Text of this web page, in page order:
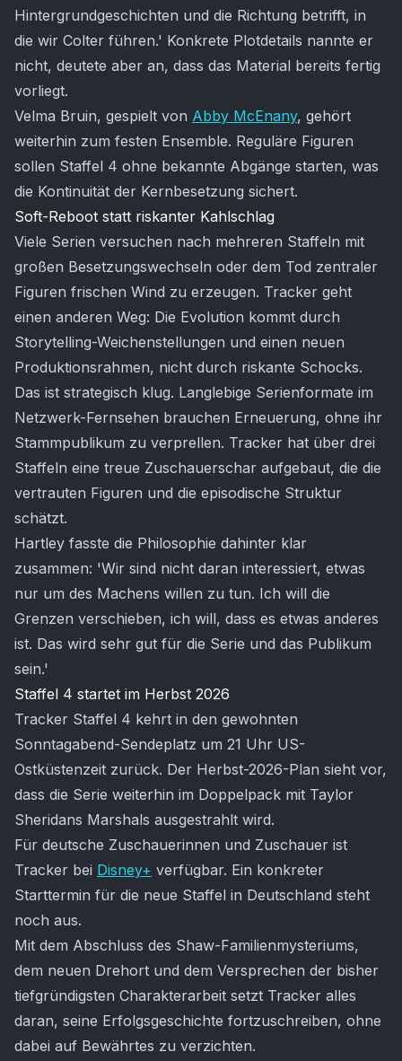
Hintergrundgeschichten und die Richtung betrifft, in
die wir Colter führen.' Konkrete Plotdetails nannte er
nicht, deutete aber an, dass das Material bereits fertig
vorliegt.
Velma Bruin, gespielt von Abby McEnany, gehört
weiterhin zum festen Ensemble. Reguläre Figuren
sollen Staffel 4 ohne bekannte Abgänge starten, was
die Kontinuität der Kernbesetzung sichert.
Soft-Reboot statt riskanter Kahlschlag
Viele Serien versuchen nach mehreren Staffeln mit
großen Besetzungswechseln oder dem Tod zentraler
Figuren frischen Wind zu erzeugen. Tracker geht
einen anderen Weg: Die Evolution kommt durch
Storytelling-Weichenstellungen und einen neuen
Produktionsrahmen, nicht durch riskante Schocks.
Das ist strategisch klug. Langlebige Serienformate im
Netzwerk-Fernsehen brauchen Erneuerung, ohne ihr
Stammpublikum zu verprellen. Tracker hat über drei
Staffeln eine treue Zuschauerschar aufgebaut, die die
vertrauten Figuren und die episodische Struktur
schätzt.
Hartley fasste die Philosophie dahinter klar
zusammen: 'Wir sind nicht daran interessiert, etwas
nur um des Machens willen zu tun. Ich will die
Grenzen verschieben, ich will, dass es etwas anderes
ist. Das wird sehr gut für die Serie und das Publikum
sein.'
Staffel 4 startet im Herbst 2026
Tracker Staffel 4 kehrt in den gewohnten
Sonntagabend-Sendeplatz um 21 Uhr US-
Ostküstenzeit zurück. Der Herbst-2026-Plan sieht vor,
dass die Serie weiterhin im Doppelpack mit Taylor
Sheridans Marshals ausgestrahlt wird.
Für deutsche Zuschauerinnen und Zuschauer ist
Tracker bei Disney+ verfügbar. Ein konkreter
Starttermin für die neue Staffel in Deutschland steht
noch aus.
Mit dem Abschluss des Shaw-Familienmysteriums,
dem neuen Drehort und dem Versprechen der bisher
tiefgründigsten Charakterarbeit setzt Tracker alles
daran, seine Erfolgsgeschichte fortzuschreiben, ohne
dabei auf Bewährtes zu verzichten.